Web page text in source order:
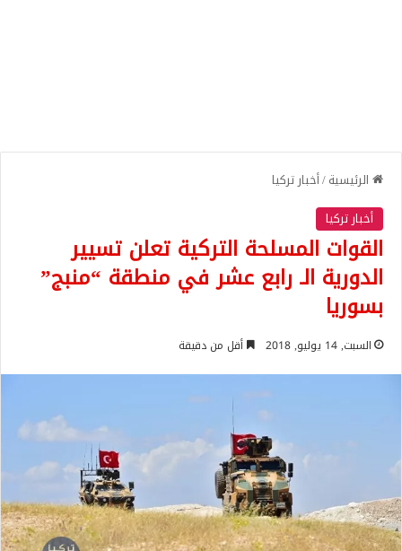
الرئيسية/أخبار تركيا
أخبار تركيا
القوات المسلحة التركية تعلن تسيير
الدورية الـ رابع عشر في منطقة “منبج”
بسوريا
السبت, 14 يوليو, 2018 أقل من دقيقة